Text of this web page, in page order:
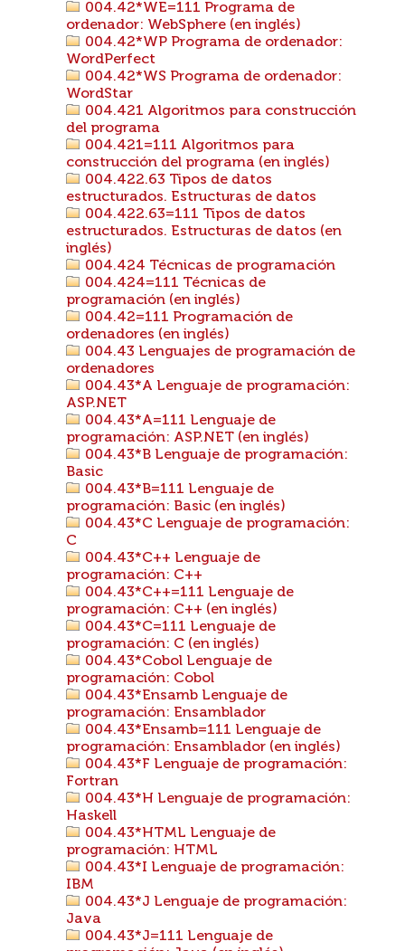
004.42*WE=111 Programa de
ordenador: WebSphere (en inglés)
004.42*WP Programa de ordenador:
WordPerfect
004.42*WS Programa de ordenador:
WordStar
004.421 Algoritmos para construcción
del programa
004.421=111 Algoritmos para
construcción del programa (en inglés)
004.422.63 Tipos de datos
estructurados. Estructuras de datos
004.422.63=111 Tipos de datos
estructurados. Estructuras de datos (en
inglés)
004.424 Técnicas de programación
004.424=111 Técnicas de
programación (en inglés)
004.42=111 Programación de
ordenadores (en inglés)
004.43 Lenguajes de programación de
ordenadores
004.43*A Lenguaje de programación:
ASP.NET
004.43*A=111 Lenguaje de
programación: ASP.NET (en inglés)
004.43*B Lenguaje de programación:
Basic
004.43*B=111 Lenguaje de
programación: Basic (en inglés)
004.43*C Lenguaje de programación:
C
004.43*C++ Lenguaje de
programación: C++
004.43*C++=111 Lenguaje de
programación: C++ (en inglés)
004.43*C=111 Lenguaje de
programación: C (en inglés)
004.43*Cobol Lenguaje de
programación: Cobol
004.43*Ensamb Lenguaje de
programación: Ensamblador
004.43*Ensamb=111 Lenguaje de
programación: Ensamblador (en inglés)
004.43*F Lenguaje de programación:
Fortran
004.43*H Lenguaje de programación:
Haskell
004.43*HTML Lenguaje de
programación: HTML
004.43*I Lenguaje de programación:
IBM
004.43*J Lenguaje de programación:
Java
004.43*J=111 Lenguaje de